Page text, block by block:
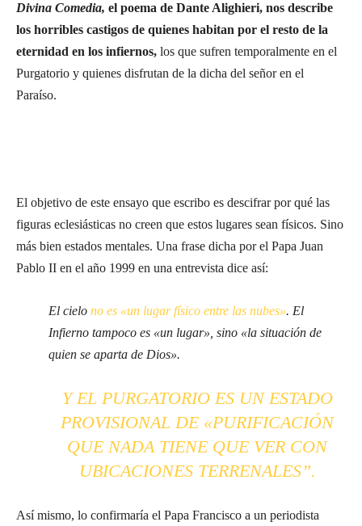
Divina Comedia, el poema de Dante Alighieri, nos describe
los horribles castigos de quienes habitan por el resto de la
eternidad en los infiernos, los que sufren temporalmente en el
Purgatorio y quienes disfrutan de la dicha del señor en el
Paraíso.
El objetivo de este ensayo que escribo es descifrar por qué las
figuras eclesiásticas no creen que estos lugares sean físicos. Sino
más bien estados mentales. Una frase dicha por el Papa Juan
Pablo II en el año 1999 en una entrevista dice así:
El cielo no es «un lugar físico entre las nubes». El
Infierno tampoco es «un lugar», sino «la situación de
quien se aparta de Dios».
Y EL PURGATORIO ES UN ESTADO
PROVISIONAL DE «PURIFICACIÓN
QUE NADA TIENE QUE VER CON
UBICACIONES TERRENALES”.
Así mismo, lo confirmaría el Papa Francisco a un periodista